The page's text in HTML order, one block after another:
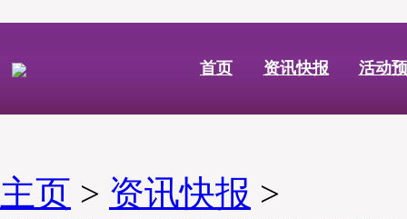
首页 资讯快报 活动
主页 > 资讯快报 >